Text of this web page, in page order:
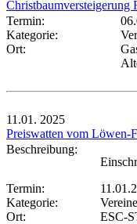
Christbaumversteigerung
Termin:
Kategorie:
Ort:
11.01. 2025
Preiswatten vom Löwen-
Beschreibung:
Termin:
Kategorie:
Vereine
Ort:
ESC-